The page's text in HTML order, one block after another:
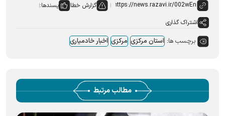
گزارش خطا
پسندها:
اشتراک گذاری
برچسب ها: استان مرکزی مرکزی اخبار خادمیاری
مطالب مرتبط